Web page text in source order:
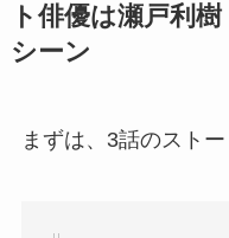
ト俳優は瀬戸利
シーン
まずは、3話のスト